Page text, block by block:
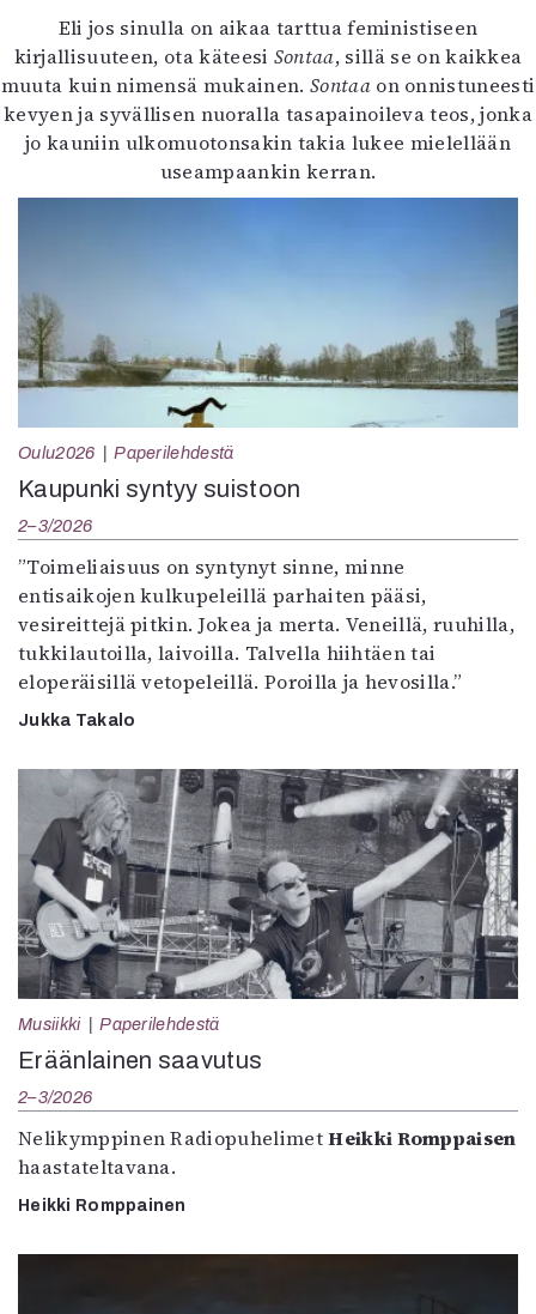
Eli jos sinulla on aikaa tarttua feministiseen
kirjallisuuteen, ota käteesi Sontaa, sillä se on kaikkea
muuta kuin nimensä mukainen. Sontaaon onnistuneesti
kevyen ja syvällisen nuoralla tasapainoileva teos, jonka
jo kauniin ulkomuotonsakin takia lukee mielellään
useampaankin kerran.
Oulu2026 Paperilehdestä
Kaupunki syntyy suistoon
2–3/2026
”Toimeliaisuus on syntynyt sinne, minne
entisaikojen kulkupeleillä parhaiten pääsi,
vesireittejä pitkin. Jokea ja merta. Veneillä, ruuhilla,
tukkilautoilla, laivoilla. Talvella hiihtäen tai
eloperäisillä vetopeleillä. Poroilla ja hevosilla.”
Jukka Takalo
Musiikki Paperilehdestä
Eräänlainen saavutus
2–3/2026
Nelikymppinen RadiopuhelimetHeikki Romppaisen
haastateltavana.
Heikki Romppainen